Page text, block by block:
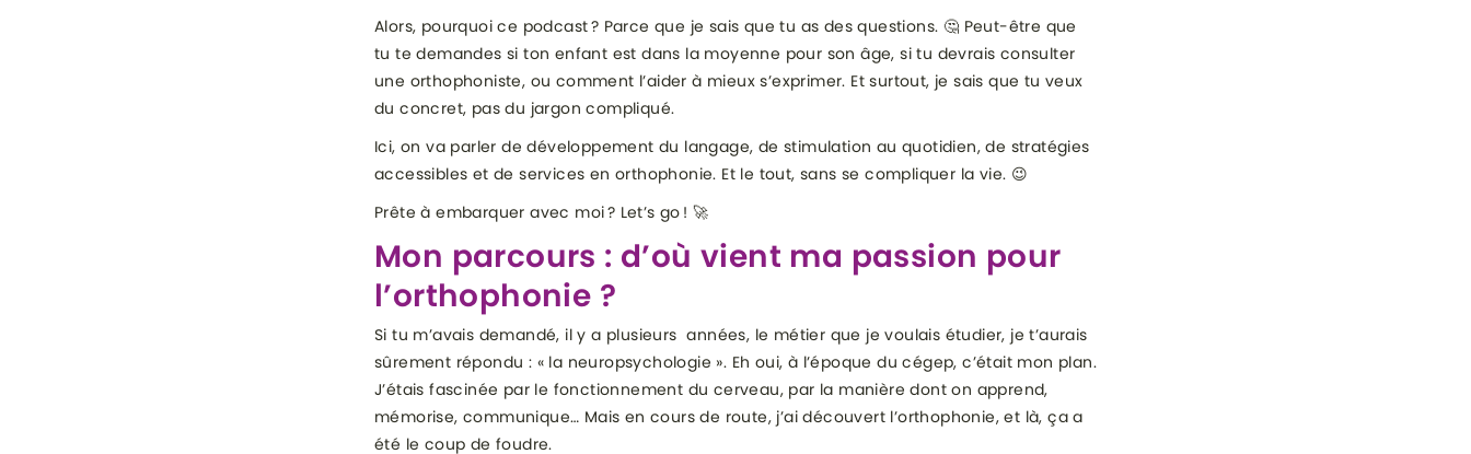
Alors, pourquoi ce podcast ? Parce que je sais que tu as des questions. 🤔 Peut-être que
tu te demandes si ton enfant est dans la moyenne pour son âge, si tu devrais consulter
une orthophoniste, ou comment l’aider à mieux s’exprimer. Et surtout, je sais que tu veux
du concret, pas du jargon compliqué.
Ici, on va parler de développement du langage, de stimulation au quotidien, de stratégies
accessibles et de services en orthophonie. Et le tout, sans se compliquer la vie. 😉
Prête à embarquer avec moi ? Let’s go ! 🚀
Mon parcours : d’où vient ma passion pour
l’orthophonie ?
Si tu m’avais demandé, il y a plusieurs années, le métier que je voulais étudier, je t’aurais
sûrement répondu : « la neuropsychologie ». Eh oui, à l’époque du cégep, c’était mon plan.
J’étais fascinée par le fonctionnement du cerveau, par la manière dont on apprend,
mémorise, communique… Mais en cours de route, j’ai découvert l’orthophonie, et là, ça a
été le coup de foudre.